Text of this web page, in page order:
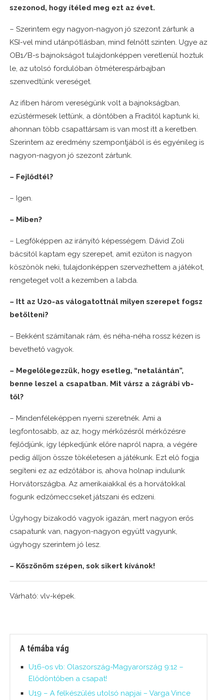
szezonod, hogy ítéled meg ezt az évet.
– Szerintem egy nagyon-nagyon jó szezont zártunk a
KSI-vel mind utánpótlásban, mind felnőtt szinten. Ugye az
OB1/B-s bajnokságot tulajdonképpen veretlenül hoztuk
le, az utolsó fordulóban ötméterespárbajban
szenvedtünk vereséget.
Az ifiben három vereségünk volt a bajnokságban,
ezüstérmesek lettünk, a döntőben a Fraditól kaptunk ki,
ahonnan több csapattársam is van most itt a keretben.
Szerintem az eredmény szempontjából is és egyénileg is
nagyon-nagyon jó szezont zártunk.
– Fejlődtél?
– Igen.
– Miben?
– Legfőképpen az irányító képességem. Dávid Zoli
bácsitól kaptam egy szerepet, amit ezúton is nagyon
köszönök neki, tulajdonképpen szervezhettem a játékot,
rengeteget volt a kezemben a labda.
– Itt az U20-as válogatottnál milyen szerepet fogsz
betölteni?
– Bekként számítanak rám, és néha-néha rossz kézen is
bevethető vagyok.
– Megelőlegezzük, hogy esetleg, “netalántán”,
benne leszel a csapatban. Mit vársz a zágrábi vb-
től?
– Mindenféleképpen nyerni szeretnék. Ami a
legfontosabb, az az, hogy mérkőzésről mérkőzésre
fejlődjünk, így lépkedjünk előre napról napra, a végére
pedig álljon össze tökéletesen a játékunk. Ezt elő fogja
segíteni ez az edzőtábor is, ahova holnap indulunk
Horvátországba. Az amerikaiakkal és a horvátokkal
fogunk edzőmeccseket játszani és edzeni.
Úgyhogy bizakodó vagyok igazán, mert nagyon erős
csapatunk van, nagyon-nagyon együtt vagyunk,
úgyhogy szerintem jó lesz.
– Köszönöm szépen, sok sikert kívánok!
Várható: vlv-képek.
A témába vág
U16-os vb: Olaszország-Magyarország 9:12 –
Elődöntőben a csapat!
U19 – A felkészülés utolsó napjai – Varga Vince